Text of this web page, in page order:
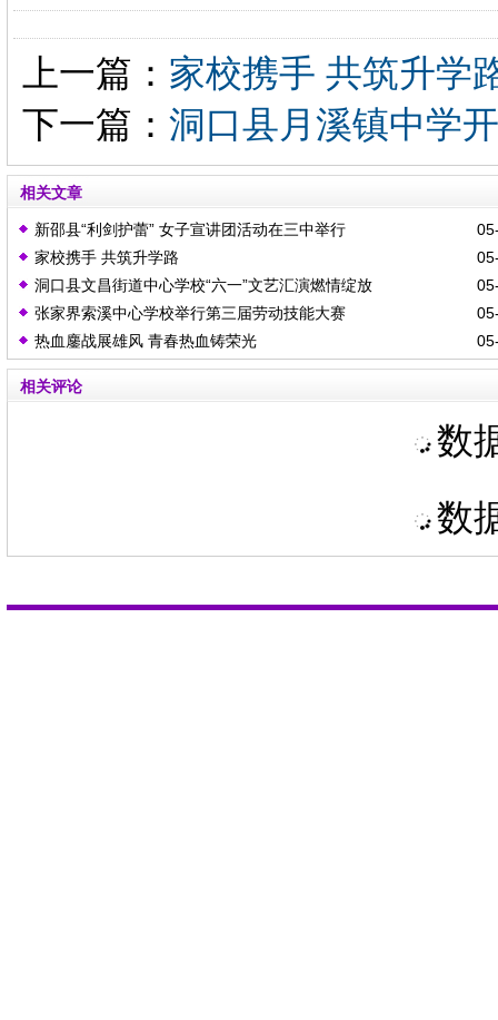
上一篇： 家校携手 共筑升学
下一篇： 洞口县月溪镇中学
相关文章
新邵县“利剑护蕾” 女子宣讲团活动在三中举行
家校携手 共筑升学路
洞口县文昌街道中心学校“六一”文艺汇演燃情绽放
张家界索溪中心学校举行第三届劳动技能大赛
热血鏖战展雄风 青春热血铸荣光
相关评论
数
数